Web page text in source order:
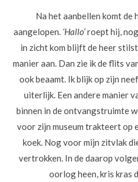
Na het aanbellen komt de
aangelopen. ‘Hallo’roept hij,
in zicht kom blijft de heer
manier aan. Dan zie ik de flits
ook beaamt. Ik blijk op zijn
uiterlijk. Een andere manier
binnen in de ontvangstruimte
voor zijn museum trakteert op
koek. Nog voor mijn zitvlak
vertrokken. In de daarop
oorlog heen, kris kras